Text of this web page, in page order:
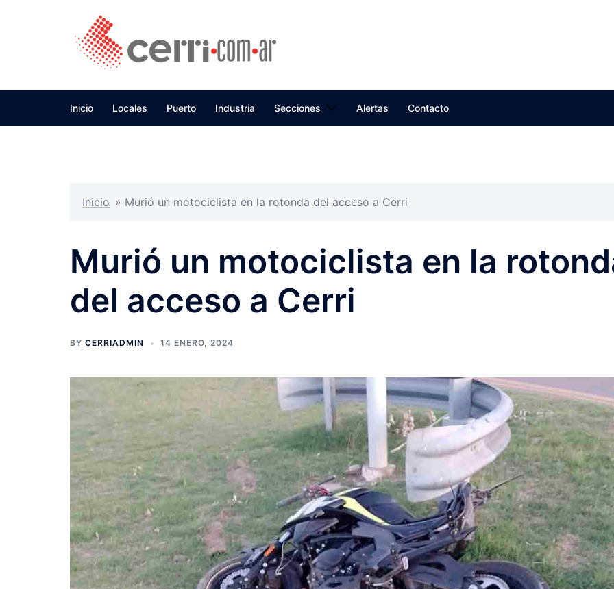
Inicio Locales Puerto Industria Secciones Alertas Contacto
Inicio » Murió un motociclista en la rotonda del acceso a Cerri
Murió un motociclista en la
del acceso a Cerri
BY CERRIADMIN 14 ENERO, 2024